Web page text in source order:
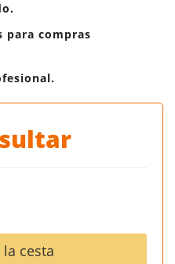
para compras
cesta